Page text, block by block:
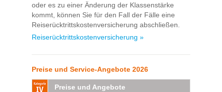
oder es zu einer Änderung der Klassenstärke
kommt, können Sie für den Fall der Fälle eine
Reiserücktrittskostenversicherung abschließen.
Reiserücktrittskostenversicherung »
Preise und Service-Angebote 2026
Preise und Angebote